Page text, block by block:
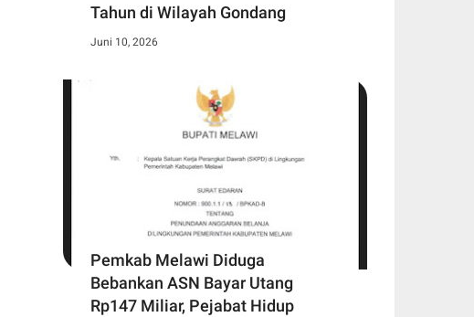
Tahun di Wilayah Gondang
Juni 10, 2026
Pemkab Melawi Diduga
Bebankan ASN Bayar Utang
Rp147 Miliar, Pejabat Hidup